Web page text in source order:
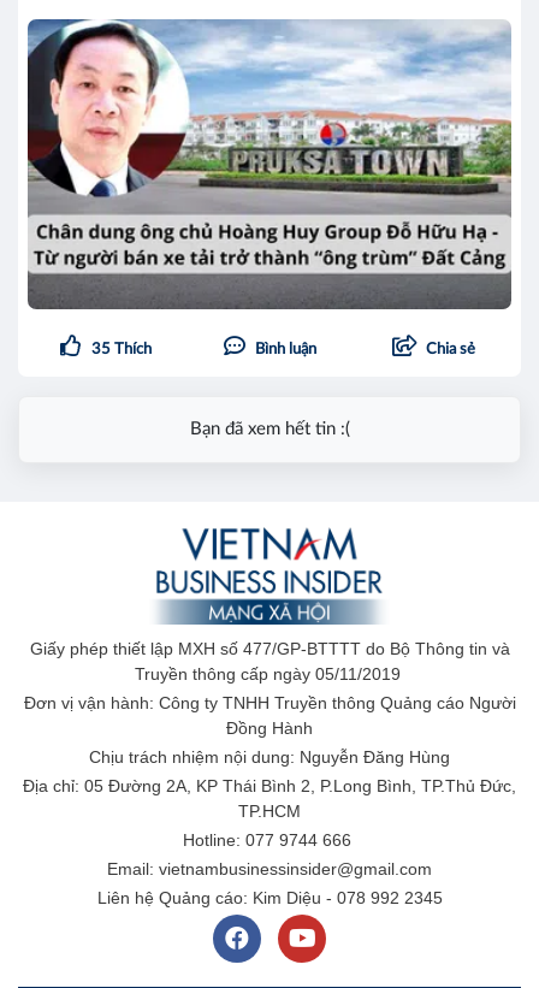
35 Thích Bình luận Chia sẻ
Bạn đã xem hết tin :(
Giấy phép thiết lập MXH số 477/GP-BTTTT do Bộ Thông tin và
Truyền thông cấp ngày 05/11/2019
Đơn vị vận hành: Công ty TNHH Truyền thông Quảng cáo Người
Đồng Hành
Chịu trách nhiệm nội dung: Nguyễn Đăng Hùng
Địa chỉ: 05 Đường 2A, KP Thái Bình 2, P.Long Bình, TP.Thủ Đức,
TP.HCM
Hotline: 077 9744 666
Email: vietnambusinessinsider@gmail.com
Liên hệ Quảng cáo: Kim Diệu - 078 992 2345